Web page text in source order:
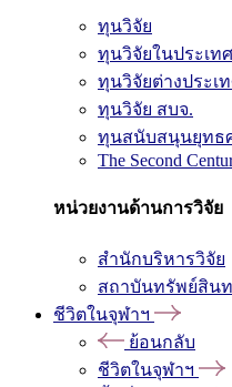
ทุนวิจัย
ทุนวิจัยในประเทศ
ทุนวิจัยต่างประเ
ทุนวิจัย สบจ.
ทุนสนับสนุนยุทธ
The Second
หน่วยงานด้านการวิจัย
สำนักบริหารวิจัย
สถาบันทรัพย์สิน
ชีวิตในจุฬาฯ
ย้อนกลับ
ชีวิตในจุฬาฯ